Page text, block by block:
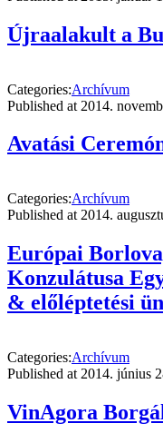
Újraalakult a
Categories:Archívum
Published at 2014.
Avatási
Categories:Archívum
Published at 2014.
Európai
Konzulátusa
& előléptetési
Categories:Archívum
Published at 2014. június
VinAgora